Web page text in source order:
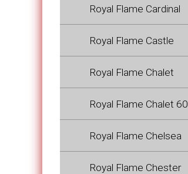
Royal Flame Cardinal
Royal Flame Castle
Royal Flame Chalet
Royal Flame Chalet 60
Royal Flame Chelsea
Royal Flame Chester